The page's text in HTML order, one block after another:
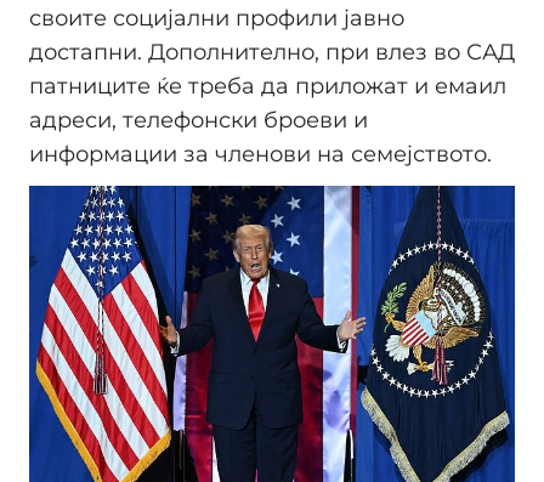
своите социјални профили јавно
достапни. Дополнително, при влез во САД
патниците ќе треба да приложат и емаил
адреси, телефонски броеви и
информации за членови на семејството.